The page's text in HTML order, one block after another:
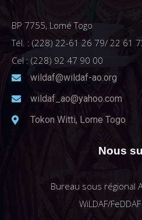
BP 7755, Lomé Togo
Tél. : (228) 22-61 26 79/ 22 61
Cel : (228) 92 47 90 00
wildaf@wildaf-ao.org
wildaf_ao@yahoo.com
Tokon Witti, Lome Togo
Nous
Bureau sous régional
WiLDAF/